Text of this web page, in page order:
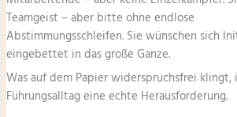
Teamgeist – aber bitte ohne endlose
Abstimmungsschleifen. Sie wünschen sich
eingebettet in das große Ganze.
Was auf dem Papier widerspruchsfrei klingt,
Führungsalltag eine echte Herausforderung.